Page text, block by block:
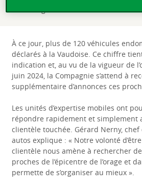
dommage à leur véhicule.
À ce jour, plus de 120 véhicules
déclarés à la Vaudoise. Ce chiffre
indication et, au vu de la vigueur de
juin 2024, la Compagnie s’attend à
supplémentaire d’annonces ces
Les unités d’expertise mobiles ont
répondre rapidement et simplement
clientèle touchée. Gérard Nerny,
autos explique : « Notre volonté
clientèle nous amène à rechercher
proches de l’épicentre de l’orage et
permette de s’organiser au mieux ».